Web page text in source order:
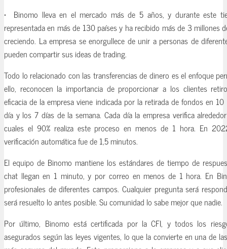
• Binomo lleva en el mercado más de 5 años, y durante este
representada en más de 130 países y ha recibido más de 3 millones
creciendo. La empresa se enorgullece de unir a personas de
pueden compartir sus ideas de trading.
Todo lo relacionado con las transferencias de dinero es el enfoque
ello, reconocen la importancia de proporcionar a los clientes
eficacia de la empresa viene indicada por la retirada de fondos en
día y los 7 días de la semana. Cada día la empresa verifica
cuales el 90% realiza este proceso en menos de 1 hora. En
verificación automática fue de 1,5 minutos.
El equipo de Binomo mantiene los estándares de tiempo de
chat llegan en 1 minuto, y por correo en menos de 1 hora. En
profesionales de diferentes campos. Cualquier pregunta será
será resuelto lo antes posible. Su comunidad lo sabe mejor que nadie.
Por último, Binomo está certificada por la CFI, y todos los
asegurados según las leyes vigentes, lo que la convierte en una de